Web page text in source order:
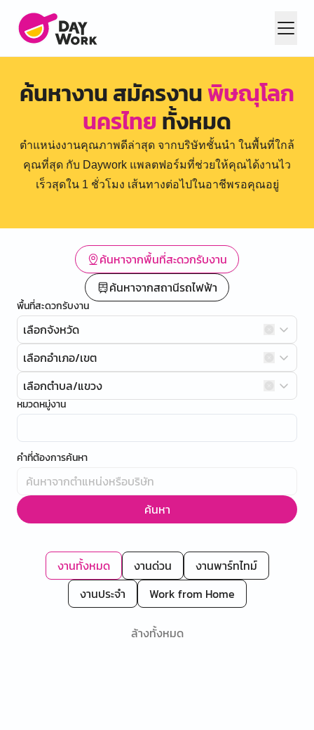
ค้นหางาน สมัครงานพิษณุโลก
นครไทยทั้งหมด
ตำแหน่งงานคุณภาพดีล่าสุด จากบริษัทชั้นนำ ในพื้นที่ใกล้
คุณที่สุด กับ Daywork แพลตฟอร์มที่ช่วยให้คุณได้งานไว
เร็วสุดใน 1 ชั่วโมง เส้นทางต่อไปในอาชีพรอคุณอยู่
ค้นหาจากพื้นที่สะดวกรับงาน
ค้นหาจากสถานีรถไฟฟ้า
พื้นที่สะดวกรับงาน
เลือกจังหวัด
เลือกอำเภอ/เขต
เลือกตำบล/แขวง
หมวดหมู่งาน
คำที่ต้องการค้นหา
ค้นหา
งานทั้งหมด งานด่วน
งานพาร์ทไทม์
งานประจำ
Work from Home
ล้างทั้งหมด